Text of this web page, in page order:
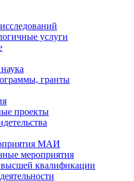
услуги
гранты
проекты
МАИ
мероприятия
квалификации